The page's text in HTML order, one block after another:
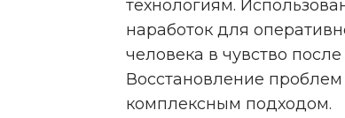
технологиям.
наработок для
человека в чувство
Восстановление
комплексным подходом.